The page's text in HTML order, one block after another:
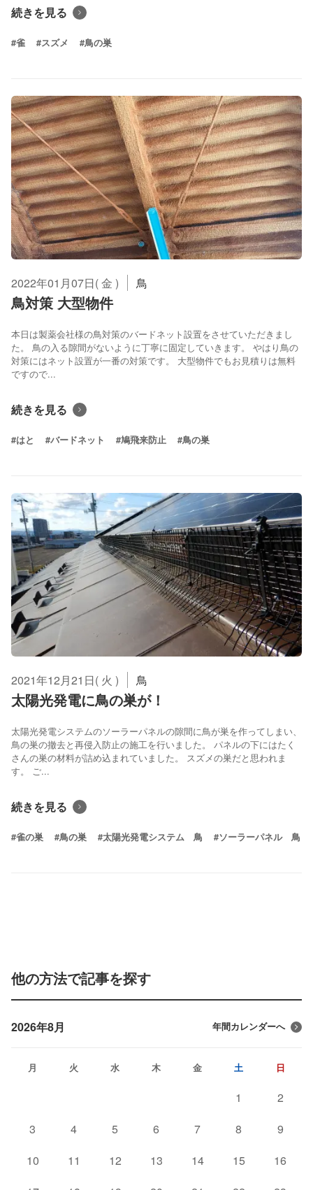
続きを見る
#雀 #スズメ #鳥の巣
2022年01月07日( 金 ) 鳥
鳥対策 大型物件
本日は製薬会社様の鳥対策のバードネット設置をさせていただきまし
た。 鳥の入る隙間がないように丁寧に固定していきます。 やはり鳥の
対策にはネット設置が一番の対策です。 大型物件でもお見積りは無料
ですので...
続きを見る
#はと #バードネット #鳩飛来防止 #鳥の巣
2021年12月21日( 火 ) 鳥
太陽光発電に鳥の巣が！
太陽光発電システムのソーラーパネルの隙間に鳥が巣を作ってしまい、
鳥の巣の撤去と再侵入防止の施工を行いました。 パネルの下にはたく
さんの巣の材料が詰め込まれていました。 スズメの巣だと思われま
す。 ご...
続きを見る
#雀の巣 #鳥の巣 #太陽光発電システム 鳥 #ソーラーパネル 鳥
他の方法で記事を探す
2026年8月 年間カレンダーへ
月 火 水 木 金 土 日
1
2
3
4 5 6 7 8
9
10
11 12 13 14 15
16